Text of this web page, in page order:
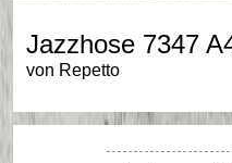
Jazzhose 7347
von Repetto